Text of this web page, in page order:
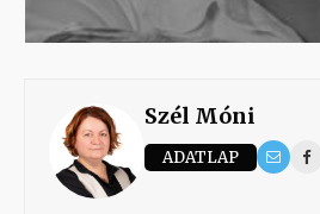
Szél Móni
ADATLAP